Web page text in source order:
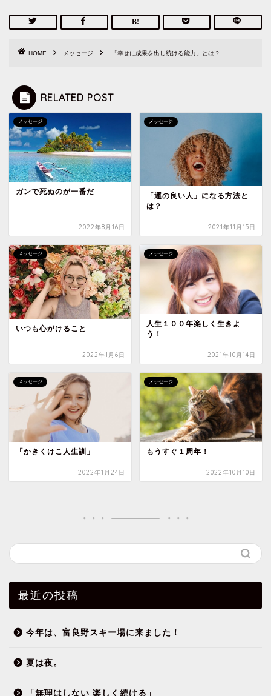
HOME メッセージ 「幸せに成果を出し続ける能力」とは？
RELATED POST
メッセージ
ガンで死ぬのが一番だ
2022年8月16日
メッセージ
「運の良い人」になる方法と
は？
2021年11月15日
メッセージ
いつも心がけること
2022年1月6日
メッセージ
人生１００年楽しく生きよ
う！
2021年10月14日
メッセージ
「かきくけこ人生訓」
2022年1月24日
メッセージ
もうすぐ１周年！
2022年10月10日
最近の投稿
今年は、富良野スキー場に来ました！
夏は夜。
「無理はしない 楽しく続ける」